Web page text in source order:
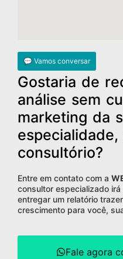
💬 Vamos conversar
Gostaria de
análise sem
marketing da
consultório?
Entre em contato com a
consultor especializado
entregar um relatório
crescimento para você,
Fale agora